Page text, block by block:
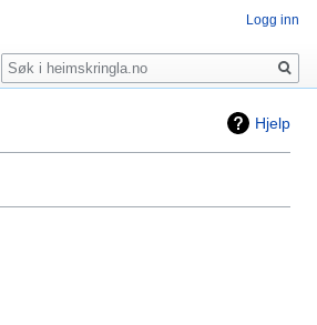
Hjelp
Logg inn
Søk